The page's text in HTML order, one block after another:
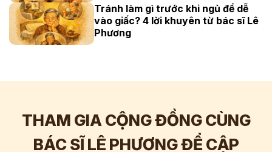
Tránh làm gì trước khi ngủ để dễ
vào giấc? 4 lời khuyên từ bác sĩ Lê
Phương
THAM GIA CỘNG ĐỒNG CÙNG
BÁC SĨ LÊ PHƯƠNG ĐỂ CẬP